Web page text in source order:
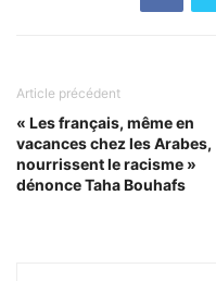
Article précédent
« Les français, même en
vacances chez les Arabes,
nourrissent le racisme »
dénonce Taha Bouhafs